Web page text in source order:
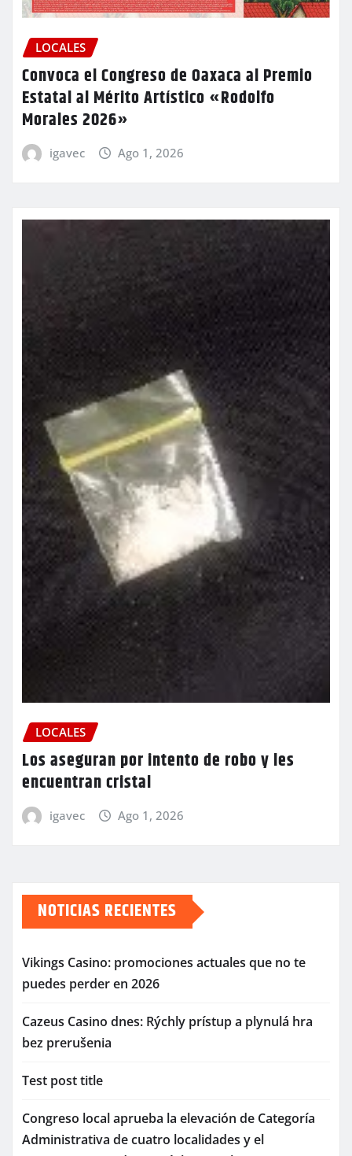
LOCALES
Convoca el Congreso de Oaxaca al Premio
Estatal al Mérito Artístico «Rodolfo
Morales 2026»
igavec Ago 1, 2026
LOCALES
Los aseguran por intento de robo y les
encuentran cristal
igavec Ago 1, 2026
NOTICIAS RECIENTES
Vikings Casino: promociones actuales que no te
puedes perder en 2026
Cazeus Casino dnes: Rýchly prístup a plynulá hra
bez prerušenia
Test post title
Congreso local aprueba la elevación de Categoría
Administrativa de cuatro localidades y el